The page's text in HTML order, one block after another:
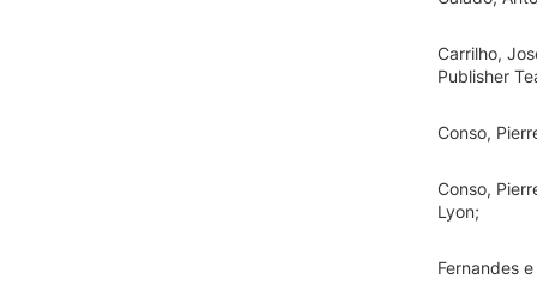
Carrilho,
Publisher
Conso,
Conso,
Lyon;
Fernandes